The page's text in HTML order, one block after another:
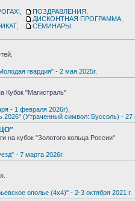
,
ПОЗДРАВЛЕНИЯ
ДИСКОНТНАЯ ПРОГРАММА
СЕМИНАРЫ
гвардия" - 2 мая 2025г.
Кубок "Магистраль"
- 1 февраля 2026г)
2026" (Утраченный символ: Буссоль) - 27
на кубок "Золотого кольца России"
- 7 марта 2026г.
ополье (4х4)" - 2-3 октября 2021 г.